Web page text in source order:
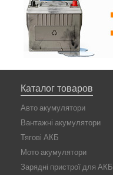
Каталог товаров
Авто акумулятори
Вантажні акумулятори
Тягові АКБ
Мото акумулятори
Зарядні пристрої для АКБ